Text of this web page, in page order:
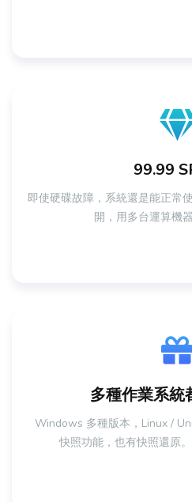
99.99
即使硬碟故障，系統還是能正常
開，用多台運算機
多種作業系統
Windows 多種版本，Linux /
快照功能，也有快照還原